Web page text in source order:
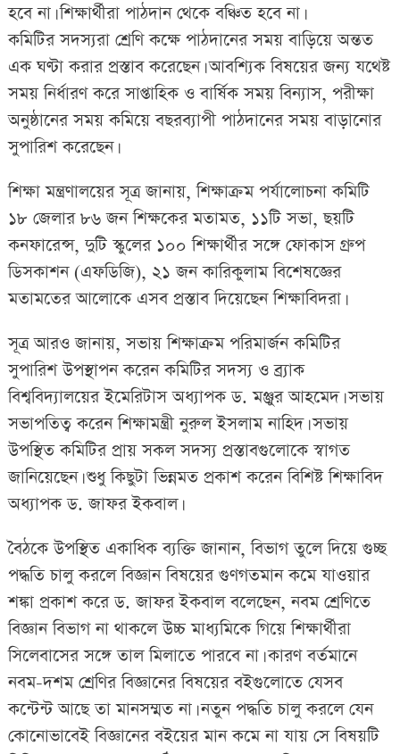
হবে না। শিক্ষার্থীরা পাঠদান থেকে বঞ্চিত হবে না।
কমিটির সদস্যরা শ্রেণি কক্ষে পাঠদানের সময় বাড়িয়ে অন্তত
এক ঘণ্টা করার প্রস্তাব করেছেন। আবশ্যিক বিষয়ের জন্য যথেষ্ট
সময় নির্ধারণ করে সাপ্তাহিক ও বার্ষিক সময় বিন্যাস, পরীক্ষা
অনুষ্ঠানের সময় কমিয়ে বছরব্যাপী পাঠদানের সময় বাড়ানোর
সুপারিশ করেছেন।
শিক্ষা মন্ত্রণালয়ের সূত্র জানায়, শিক্ষাক্রম পর্যালোচনা কমিটি
১৮ জেলার ৮৬ জন শিক্ষকের মতামত, ১১টি সভা, ছয়টি
কনফারেন্স, দুটি স্কুলের ১০০ শিক্ষার্থীর সঙ্গে ফোকাস গ্রুপ
ডিসকাশন (এফডিজি), ২১ জন কারিকুলাম বিশেষজ্ঞের
মতামতের আলোকে এসব প্রস্তাব দিয়েছেন শিক্ষাবিদরা।
সূত্র আরও জানায়, সভায় শিক্ষাক্রম পরিমার্জন কমিটির
সুপারিশ উপস্থাপন করেন কমিটির সদস্য ও ব্র্যাক
বিশ্ববিদ্যালয়ের ইমেরিটাস অধ্যাপক ড. মঞ্জুর আহমেদ। সভায়
সভাপতিত্ব করেন শিক্ষামন্ত্রী নুরুল ইসলাম নাহিদ। সভায়
উপস্থিত কমিটির প্রায় সকল সদস্য প্রস্তাবগুলোকে স্বাগত
জানিয়েছেন। শুধু কিছুটা ভিন্নমত প্রকাশ করেন বিশিষ্ট শিক্ষাবিদ
অধ্যাপক ড. জাফর ইকবাল।
বৈঠকে উপস্থিত একাধিক ব্যক্তি জানান, বিভাগ তুলে দিয়ে গুচ্ছ
পদ্ধতি চালু করলে বিজ্ঞান বিষয়ের গুণগতমান কমে যাওয়ার
শঙ্কা প্রকাশ করে ড. জাফর ইকবাল বলেছেন, নবম শ্রেণিতে
বিজ্ঞান বিভাগ না থাকলে উচ্চ মাধ্যমিকে গিয়ে শিক্ষার্থীরা
সিলেবাসের সঙ্গে তাল মিলাতে পারবে না। কারণ বর্তমানে
নবম-দশম শ্রেণির বিজ্ঞানের বিষয়ের বইগুলোতে যেসব
কন্টেন্ট আছে তা মানসম্মত না। নতুন পদ্ধতি চালু করলে যেন
কোনোভাবেই বিজ্ঞানের বইয়ের মান কমে না যায় সে বিষয়টি